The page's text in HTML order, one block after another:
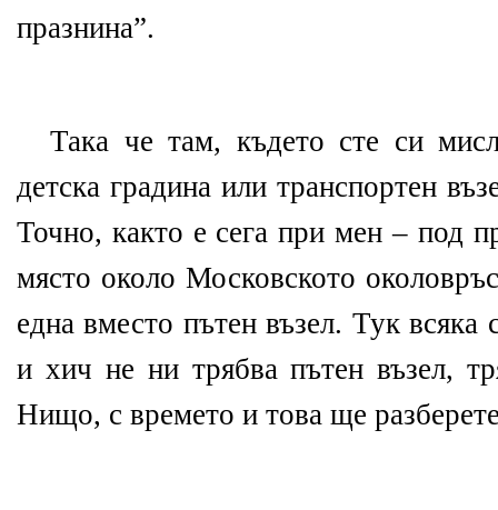
празнина”.
Така че там, където сте си
детска градина или транспортен
Точно, както е сега при мен – под
място около Московското
една вместо пътен възел. Тук всяка
и хич не ни трябва пътен възел,
Нищо, с времето и това ще